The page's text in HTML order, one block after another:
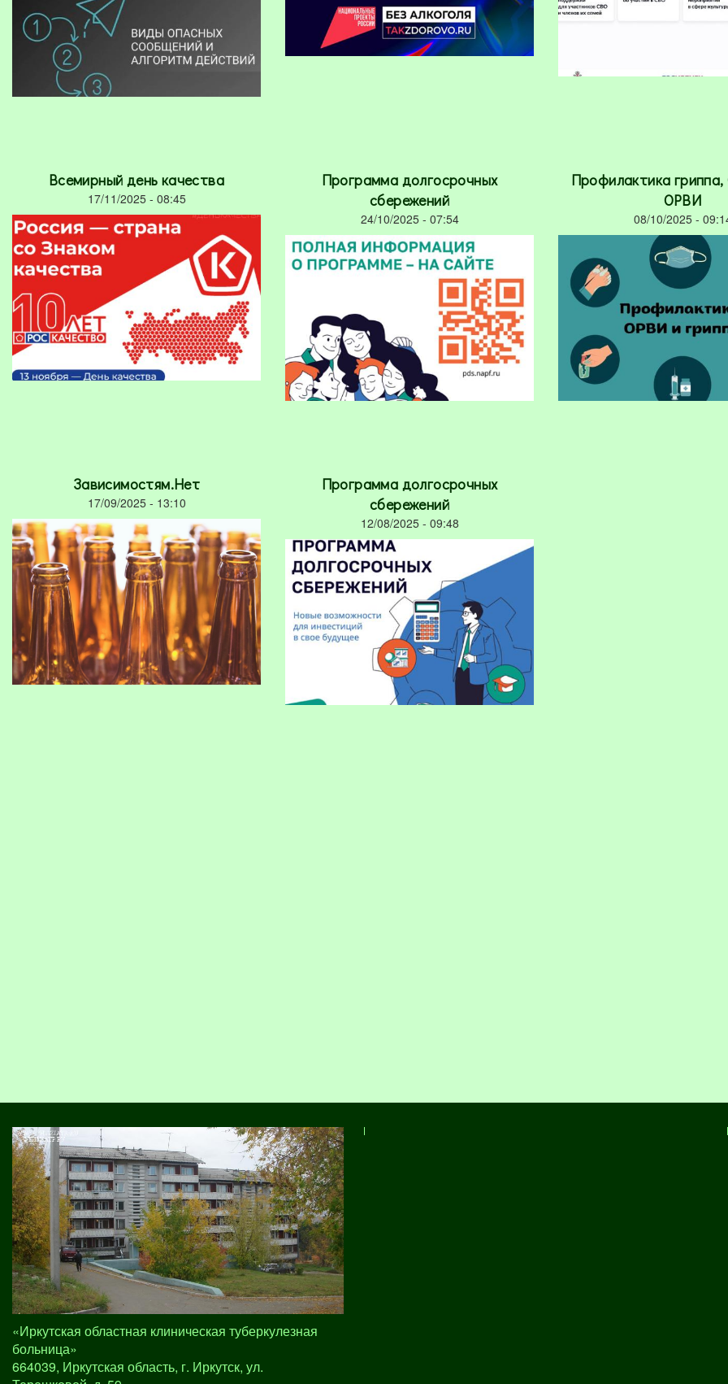
Всемирный день качества
17/11/2025 - 08:45
Программа долгосрочных
сбережений
24/10/2025 - 07:54
Профилактика гриппа,
ОРВИ
08/10/2025 -
Зависимостям.Нет
17/09/2025 - 13:10
Программа долгосрочных
сбережений
12/08/2025 - 09:48
«Иркутская областная клиническая туберкулезная
больница»
664039, Иркутская область, г. Иркутск, ул.